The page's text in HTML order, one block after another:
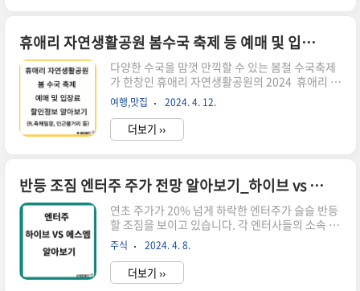
1-3. 계란 1-4. 시금치, 당근, 브로콜리 1-5. 양파
1-6. 발효식품 2. 면역력 높이는 간식 2-1. 요구르
트 2-2. 오렌지, 자몽, 딸기, 파인애플 2-3. 견과류
1. 면역력 높이는 식재료 1-1. 육류 : 닭고기, 쇠고
기, 돼지고기 닭고기, 쇠고기, 돼지고기 등의 육류
고기에는 단백질과 아..
휴애리 자연생활공원 봄수국 축제 등 예매 및 입장료 할인 방법 알아보기
다양한 수국을 맘껏 만끽할 수 있는 봄철 수국축제
가 한창인 휴애리 자연생활공원의 2024 휴애리 봄
수국축제 기간 및 입장료등에 대해 알아보겠습니
다. 사랑하는 사람들과 함께 인생샷도 찍고 즐거운
시간을 보내실 예정이시라면 아래의 할인 방법 등
을 참고하여 기분 좋게 축제를 즐기시기 바랍니
애리 자연생활공원 체험프로그램4. 제주 휴애리 자
연생활공원 입장료 및 할인 정보5. 제주 휴애리 자
연생활공원 가는 방법6. 제주 휴애리 자연생활공원
인근 볼거리 제주 휴애리 자연생활공원 소개 제주
휴애리 자연생활공원은 수많은 꽃들과 한라산 풍경
이 더해져 더욱 아름다움을 자랑하는 꽃 정원입니
다.연중 무휴이며, 매년..
여행,맛집 2024. 4. 12.
더보기 ››
반등 조짐 엔터주 주가 전망 알아보기_하이브 vs 에스엠
연초 주가가 20% 넘게 하락한 엔터주가 슬슬 반등
할 조짐을 보이고 있습니다. 각 엔터사들의 소속 가
수의 활동이 두드러지며 실적 회복 기대가 커지고
있는데 엔터대장주인 하이브와 경영 논란이 많았지
만 뿌리 깊은 회사인 에스엠에 대해 알아보겠습니
다. [ 목차 ] 1. 엔터주 현실태 2. 하이브 2-1. 재무
주식 2024. 4. 8.
더보기 ››